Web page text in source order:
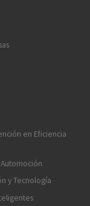
en Eficiencia
y Tecnología